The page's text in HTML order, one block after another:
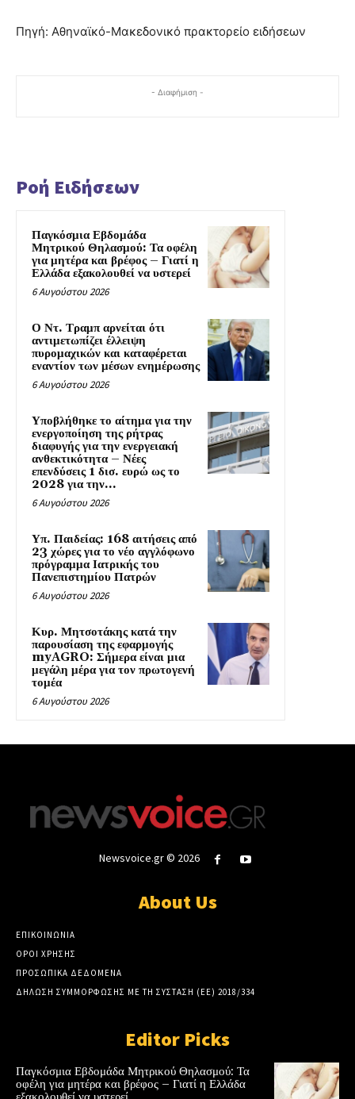
Πηγή: Αθηναϊκό-Μακεδονικό πρακτορείο ειδήσεων
- Διαφήμιση -
Ροή Ειδήσεων
Παγκόσμια Εβδομάδα
Μητρικού Θηλασμού: Τα οφέλη
για μητέρα και βρέφος – Γιατί η
Ελλάδα εξακολουθεί να υστερεί
6 Αυγούστου 2026
Ο Ντ. Τραμπ αρνείται ότι
αντιμετωπίζει έλλειψη
πυρομαχικών και καταφέρεται
εναντίον των μέσων ενημέρωσης
6 Αυγούστου 2026
Υποβλήθηκε το αίτημα για την
ενεργοποίηση της ρήτρας
διαφυγής για την ενεργειακή
ανθεκτικότητα – Νέες
επενδύσεις 1 δισ. ευρώ ως το
2028 για την...
6 Αυγούστου 2026
Υπ. Παιδείας: 168 αιτήσεις από
23 χώρες για το νέο αγγλόφωνο
πρόγραμμα Ιατρικής του
Πανεπιστημίου Πατρών
6 Αυγούστου 2026
Κυρ. Μητσοτάκης κατά την
παρουσίαση της εφαρμογής
myAGRO: Σήμερα είναι μια
μεγάλη μέρα για τον πρωτογενή
τομέα
6 Αυγούστου 2026
Newsvoice.gr © 2026
About Us
ΕΠΙΚΟΙΝΩΝΙΑ
ΟΡΟΙ ΧΡΗΣΗΣ
ΠΡΟΣΩΠΙΚΑ ΔΕΔΟΜΕΝΑ
ΔΗΛΩΣΗ ΣΥΜΜΟΡΦΩΣΗΣ ΜΕ ΤΗ ΣΥΣΤΑΣΗ (ΕΕ) 2018/334
Editor Picks
Παγκόσμια Εβδομάδα Μητρικού Θηλασμού: Τα
οφέλη για μητέρα και βρέφος – Γιατί η Ελλάδα